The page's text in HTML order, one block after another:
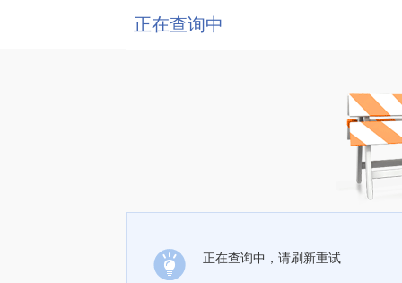
正在查询中
正在查询中，请刷新重试